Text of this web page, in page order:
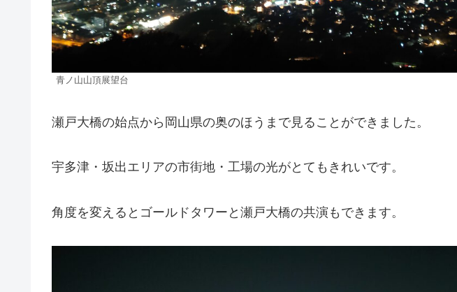
青ノ山山頂展望台
瀬戸大橋の始点から岡山県の奥のほうまで見ることができました。
宇多津・坂出エリアの市街地・工場の光がとてもきれいです。
角度を変えるとゴールドタワーと瀬戸大橋の共演もできます。